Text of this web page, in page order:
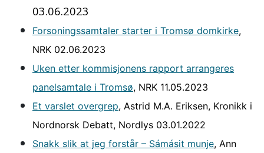
03.06.2023
Forsoningssamtaler starter i Tromsø domkirke,
NRK 02.06.2023
Uken etter kommisjonens rapport arrangeres
panelsamtale i Tromsø, NRK 11.05.2023
Et varslet overgrep, Astrid M.A. Eriksen, Kronikk i
Nordnorsk Debatt, Nordlys 03.01.2022
Snakk slik at jeg forstår – Sámásit munje, Ann